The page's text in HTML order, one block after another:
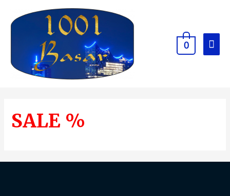
Inhalt
springen
0
SALE %